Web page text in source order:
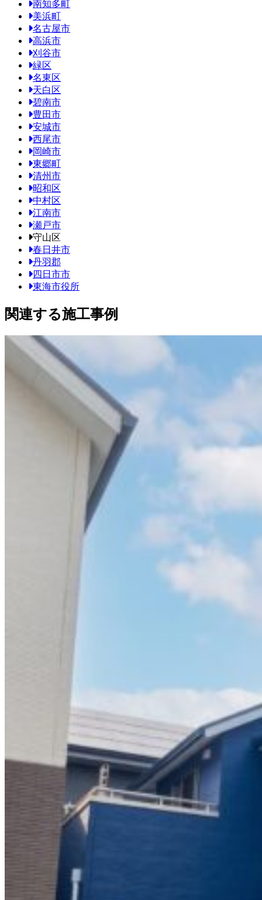
南知多町
美浜町
名古屋市
高浜市
刈谷市
緑区
名東区
天白区
碧南市
豊田市
安城市
西尾市
岡崎市
東郷町
清州市
昭和区
中村区
江南市
瀬戸市
守山区
春日井市
丹羽郡
四日市市
東海市役所
関連する施工事例